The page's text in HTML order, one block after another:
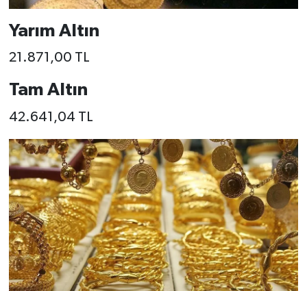
Yarım Altın
21.871,00 TL
Tam Altın
42.641,04 TL